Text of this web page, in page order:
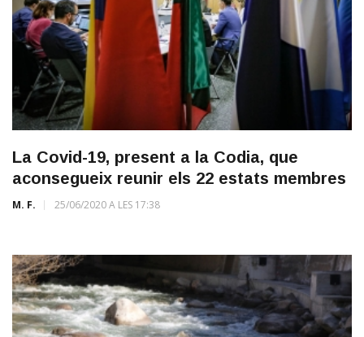
La Covid-19, present a la Codia, que
aconsegueix reunir els 22 estats membres
M. F. 25/06/2020 A LES 17:38